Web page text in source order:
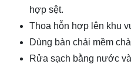
hợp sệt.
Thoa hỗn hợp lên khu
Dùng bàn chải mềm
Rửa sạch bằng nước